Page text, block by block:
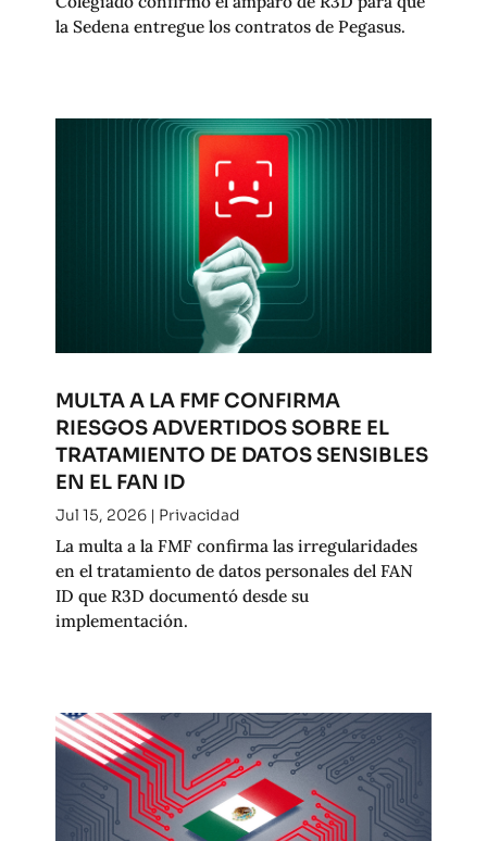
la Sedena entregue los contratos de Pegasus.
MULTA A LA FMF CONFIRMA
RIESGOS ADVERTIDOS SOBRE EL
TRATAMIENTO DE DATOS SENSIBLES
EN EL FAN ID
Jul 15, 2026| Privacidad
La multa a la FMF confirma las irregularidades
en el tratamiento de datos personales del FAN
ID que R3D documentó desde su
implementación.